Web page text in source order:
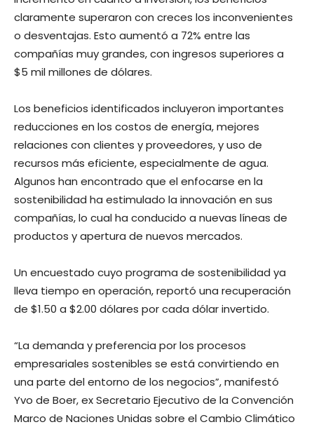
claramente superaron con creces los inconvenientes
o desventajas. Esto aumentó a 72% entre las
compañías muy grandes, con ingresos superiores a
$5 mil millones de dólares.
Los beneficios identificados incluyeron importantes
reducciones en los costos de energía, mejores
relaciones con clientes y proveedores, y uso de
recursos más eficiente, especialmente de agua.
Algunos han encontrado que el enfocarse en la
sostenibilidad ha estimulado la innovación en sus
compañías, lo cual ha conducido a nuevas líneas de
productos y apertura de nuevos mercados.
Un encuestado cuyo programa de sostenibilidad ya
lleva tiempo en operación, reportó una recuperación
de $1.50 a $2.00 dólares por cada dólar invertido.
“La demanda y preferencia por los procesos
empresariales sostenibles se está convirtiendo en
una parte del entorno de los negocios”, manifestó
Yvo de Boer, ex Secretario Ejecutivo de la Convención
Marco de Naciones Unidas sobre el Cambio Climático